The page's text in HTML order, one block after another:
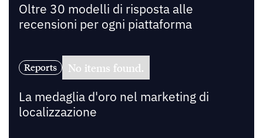
Oltre 30 modelli di risposta alle
recensioni per ogni piattaforma
Reports No items found.
La medaglia d'oro nel marketing di
localizzazione